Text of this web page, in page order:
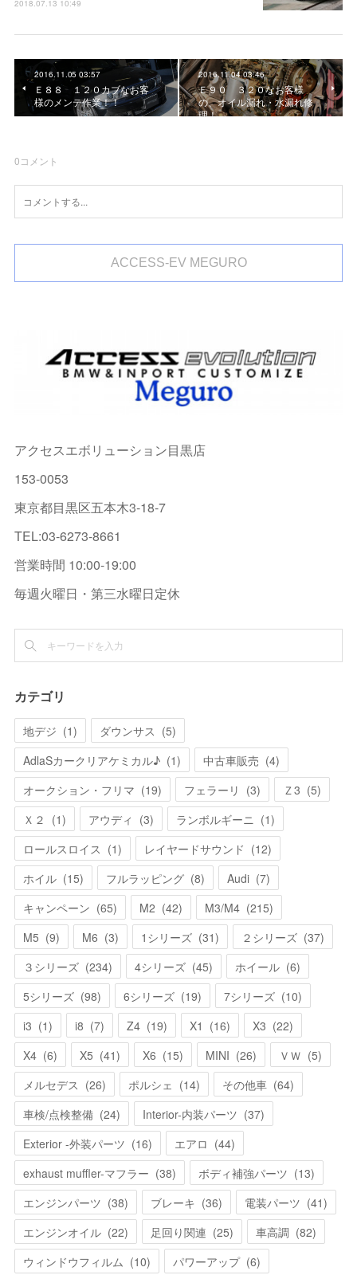
2018.07.13 10:49
2016.11.05 03:57
Ｅ８８ １２０カブなお客
様のメンテ作業！！
2016.11.04 03:46
Ｅ９０ ３２０なお客様
の、オイル漏れ・水漏れ修
理！
0コメント
ACCESS-EV MEGURO
アクセスエボリューション目黒店
153-0053
東京都目黒区五本木3-18-7
TEL:03-6273-8661
営業時間 10:00-19:00
毎週火曜日・第三水曜日定休
カテゴリ
地デジ (1) ダウンサス (5)
AdlaSカークリアケミカル♪ (1) 中古車販売 (4)
オークション・フリマ (19) フェラーリ (3) Ｚ3 (5)
Ｘ２ (1) アウディ (3) ランボルギーニ (1)
ロールスロイス (1) レイヤードサウンド (12)
ホイル (15) フルラッピング (8) Audi (7)
キャンペーン (65) M2 (42) M3/M4 (215)
M5 (9) M6 (3) 1シリーズ (31) ２シリーズ (37)
３シリーズ (234) 4シリーズ (45) ホイール (6)
5シリーズ (98) 6シリーズ (19) 7シリーズ (10)
i3 (1) i8 (7) Z4 (19) X1 (16) X3 (22)
X4 (6) X5 (41) X6 (15) MINI (26) ＶＷ (5)
メルセデス (26) ポルシェ (14) その他車 (64)
車検/点検整備 (24) Interior-内装パーツ (37)
Exterior -外装パーツ (16) エアロ (44)
exhaust muffler-マフラー (38) ボディ補強パーツ (13)
エンジンパーツ (38) ブレーキ (36) 電装パーツ (41)
エンジンオイル (22) 足回り関連 (25) 車高調 (82)
ウィンドウフィルム (10) パワーアップ (6)